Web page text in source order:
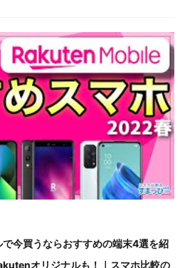
今買うならおすすめの端末4選を紹
オリジナルも！｜スマホ比較の